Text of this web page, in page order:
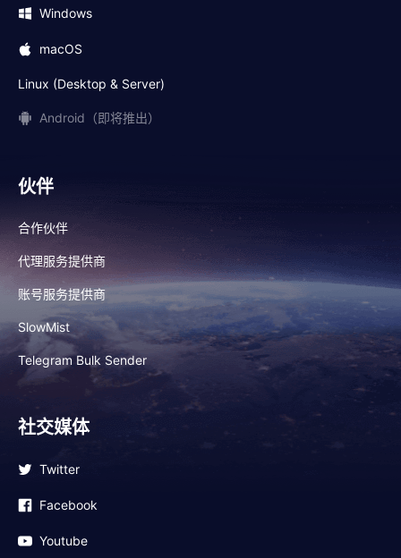
Windows
macOS
Linux (Desktop & Server)
Android（即将推出）
伙伴
合作伙伴
代理服务提供商
账号服务提供商
SlowMist
Telegram Bulk Sender
社交媒体
Twitter
Facebook
Youtube